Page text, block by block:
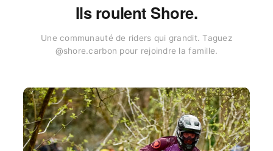
Ils roulent Shore.
Une communauté de riders qui grandit. Taguez
@shore.carbon pour rejoindre la famille.